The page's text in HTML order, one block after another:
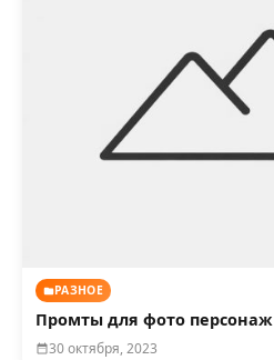
РАЗНОЕ
Промты для фото персонаж
30 октября, 2023